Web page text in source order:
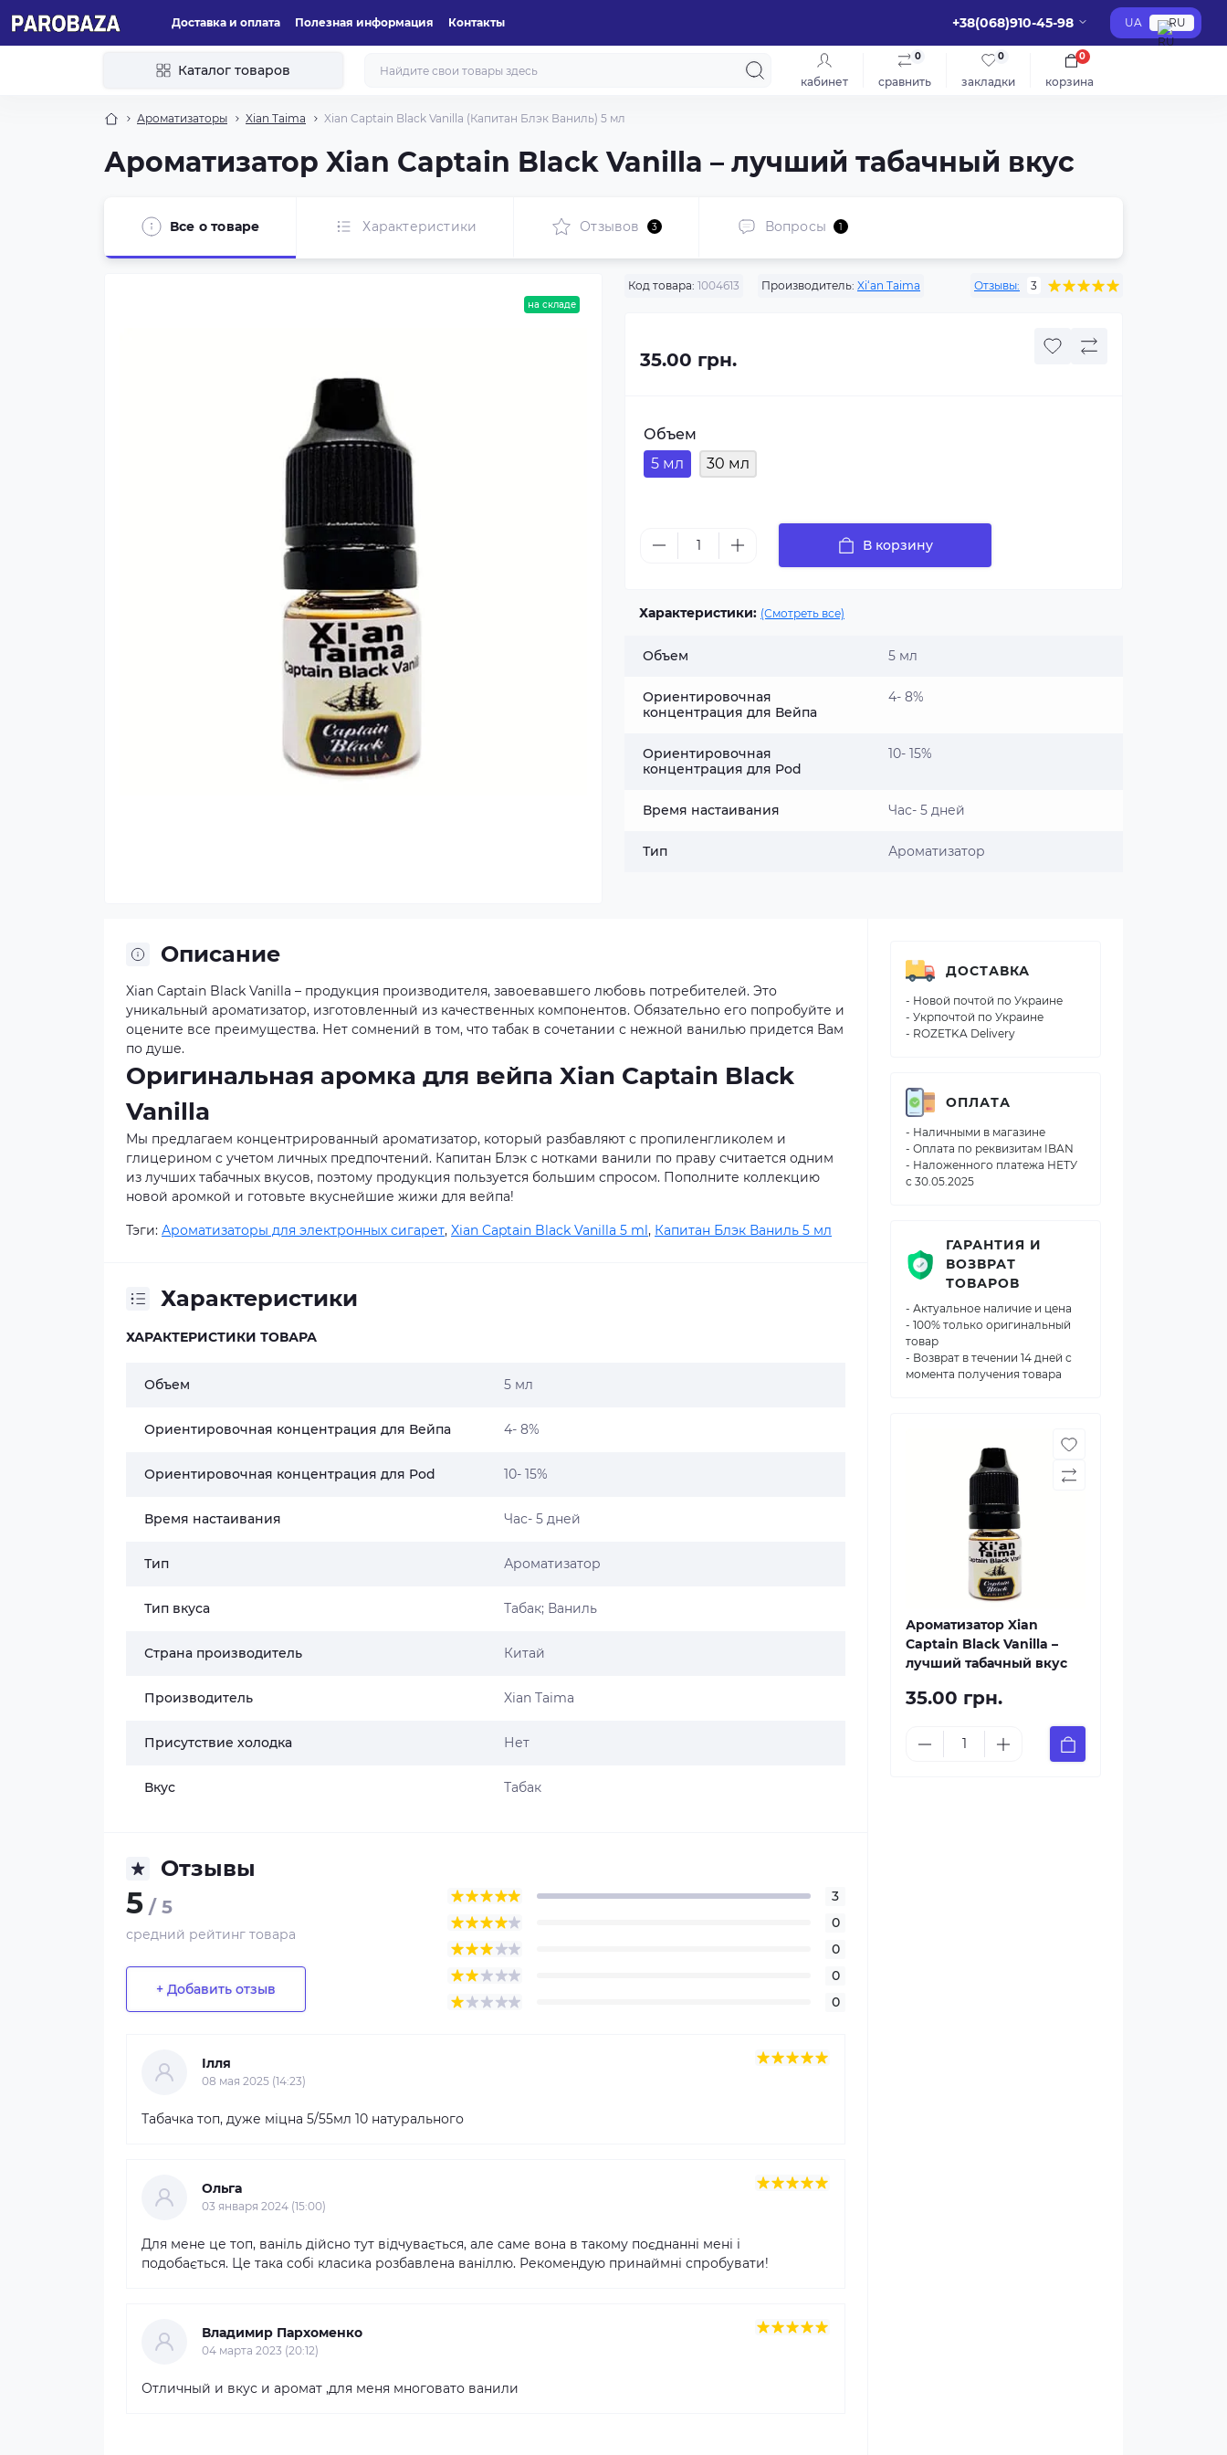
Доставка и оплата Полезная информация Контакты +38(068)910-45-98 UA RU
Каталог товаров
кабинет сравнить
0
закладки
0
корзина
0
Ароматизаторы Xian Taima Xian Captain Black Vanilla (Капитан Блэк Ваниль) 5 мл
Ароматизатор Xian Captain Black Vanilla – лучший табачный вкус
Все о товаре Характеристики Отзывов 3 Вопросы 1
на складе
Код товара: 1004613 Производитель: Xi‘an Taima Отзывы: 3
35.00 грн.
Объем
5 мл
30 мл
В корзину
Характеристики: (Смотреть все)
Объем 5 мл
Ориентировочная
концентрация для Вейпа
4- 8%
Ориентировочная
концентрация для Pod
10- 15%
Время настаивания Час- 5 дней
Тип Ароматизатор
Описание
Xian Captain Black Vanilla – продукция производителя, завоевавшего любовь потребителей. Это
уникальный ароматизатор, изготовленный из качественных компонентов. Обязательно его попробуйте и
оцените все преимущества. Нет сомнений в том, что табак в сочетании с нежной ванилью придется Вам
по душе.
Оригинальная аромка для вейпа Xian Captain Black
Vanilla
Мы предлагаем концентрированный ароматизатор, который разбавляют с пропиленгликолем и
глицерином с учетом личных предпочтений. Капитан Блэк с нотками ванили по праву считается одним
из лучших табачных вкусов, поэтому продукция пользуется большим спросом. Пополните коллекцию
новой аромкой и готовьте вкуснейшие жижи для вейпа!
Тэги: Ароматизаторы для электронных сигарет, Xian Captain Black Vanilla 5 ml, Капитан Блэк Ваниль 5 мл
Характеристики
ХАРАКТЕРИСТИКИ ТОВАРА
Объем 5 мл
Ориентировочная концентрация для Вейпа 4- 8%
Ориентировочная концентрация для Pod 10- 15%
Время настаивания Час- 5 дней
Тип Ароматизатор
Тип вкуса Табак; Ваниль
Страна производитель Китай
Производитель Xian Taima
Присутствие холодка Нет
Вкус Табак
Отзывы
5 / 5
средний рейтинг товара
+ Добавить отзыв
3
0
0
0
0
Ілля
08 мая 2025 (14:23)
Табачка топ, дуже міцна 5/55мл 10 натурального
Ольга
03 января 2024 (15:00)
Для мене це топ, ваніль дійсно тут відчувається, але саме вона в такому поєднанні мені і
подобається. Це така собі класика розбавлена ваніллю. Рекомендую принаймні спробувати!
Владимир Пархоменко
04 марта 2023 (20:12)
Отличный и вкус и аромат ,для меня многовато ванили
ДОСТАВКА
- Новой почтой по Украине
- Укрпочтой по Украине
- ROZETKA Delivery
ОПЛАТА
- Наличными в магазине
- Оплата по реквизитам IBAN
- Наложенного платежа НЕТУ
с 30.05.2025
ГАРАНТИЯ И
ВОЗВРАТ
ТОВАРОВ
- Актуальное наличие и цена
- 100% только оригинальный
товар
- Возврат в течении 14 дней с
момента получения товара
Ароматизатор Xian
Captain Black Vanilla –
лучший табачный вкус
35.00 грн.